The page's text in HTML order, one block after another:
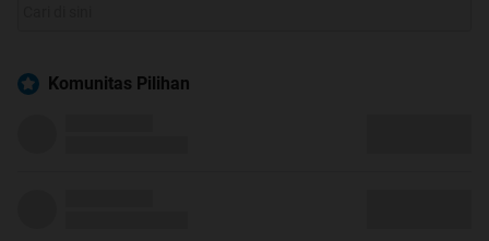
Komunitas Pilihan